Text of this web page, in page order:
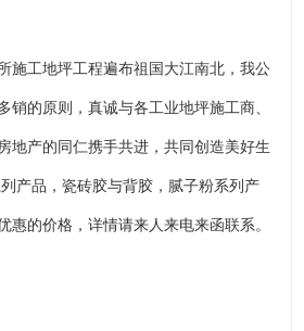
工地坪工程遍布祖国大江南北，我公
销的原则，真诚与各工业地坪施工商、
地产的同仁携手共进，共同创造美好生
产品，瓷砖胶与背胶，腻子粉系列产
惠的价格，详情请来人来电来函联系。